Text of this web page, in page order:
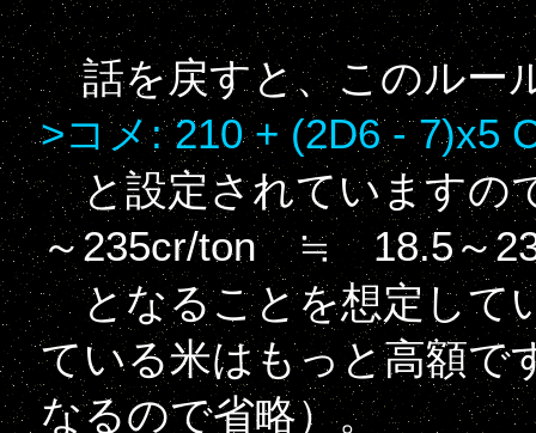
話を戻すと、このルー
>コメ: 210 + (2D6 - 7)x5
と設定されていますの
～235cr/ton ≒ 18.5～
となることを想定して
ている米はもっと高額で
なるので省略）。